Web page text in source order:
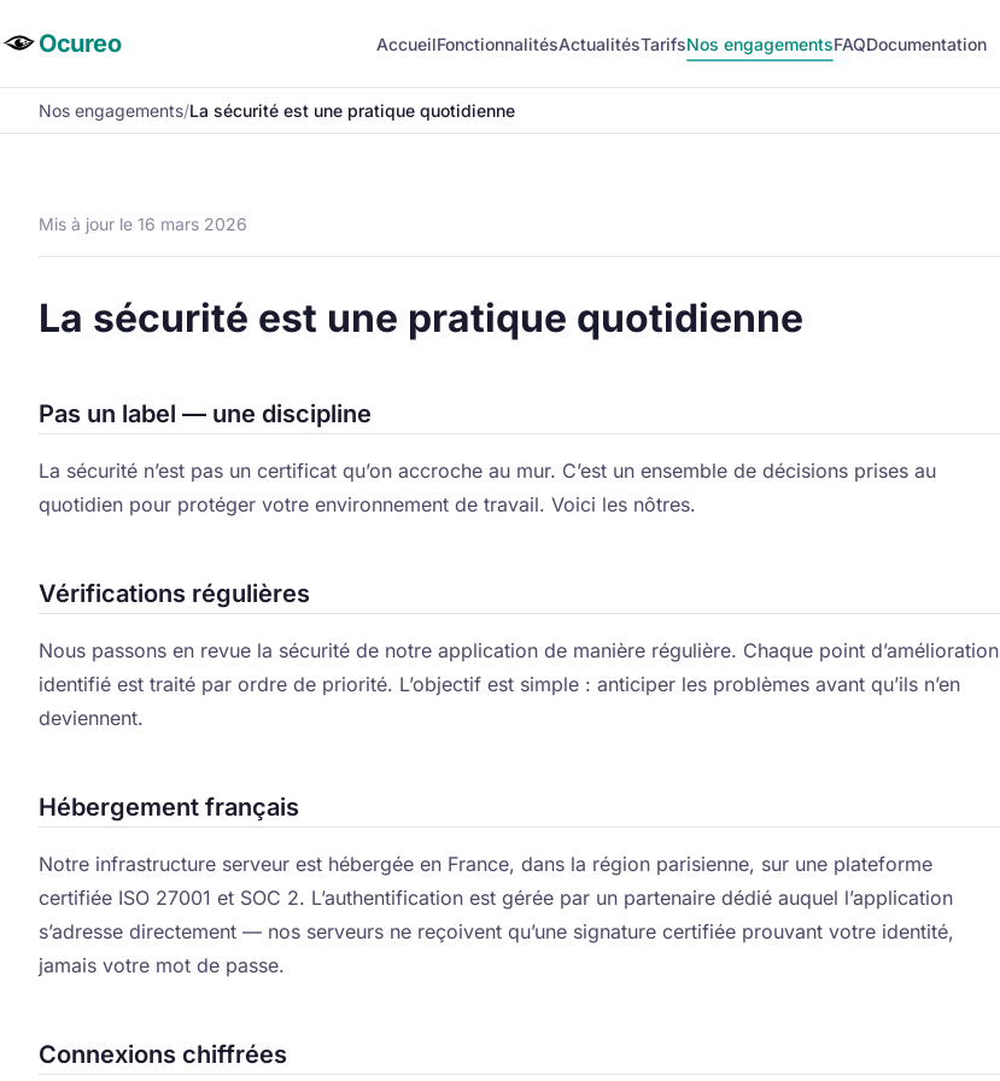
Ocureo AccueilFonctionnalitésActualitésTarifsNos engagementsFAQDocumentation
Nos engagements/La sécurité est une pratique quotidienne
Mis à jour le 16 mars 2026
La sécurité est une pratique quotidienne
Pas un label — une discipline
La sécurité n’est pas un certificat qu’on accroche au mur. C’est un ensemble de décisions prises au
quotidien pour protéger votre environnement de travail. Voici les nôtres.
Vérifications régulières
Nous passons en revue la sécurité de notre application de manière régulière. Chaque point d’amélioration
identifié est traité par ordre de priorité. L’objectif est simple : anticiper les problèmes avant qu’ils n’en
deviennent.
Hébergement français
Notre infrastructure serveur est hébergée en France, dans la région parisienne, sur une plateforme
certifiée ISO 27001 et SOC 2. L’authentification est gérée par un partenaire dédié auquel l’application
s’adresse directement — nos serveurs ne reçoivent qu’une signature certifiée prouvant votre identité,
jamais votre mot de passe.
Connexions chiffrées